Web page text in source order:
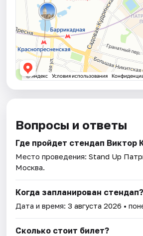
Вопросы и ответы
Где пройдет стендап Виктор
Место проведения:Stand Up
Москва.
Когда запланирован стендап?
Дата и время:3 августа 2026 •
Сколько стоит билет?